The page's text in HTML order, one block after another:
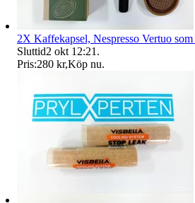
2X Kaffekapsel, Nespresso Vertuo
Sluttid2 okt 12:21 .
Pris:280 kr,Köp nu.